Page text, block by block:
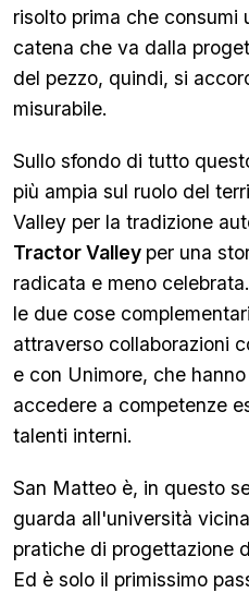
risolto prima che consumi
catena che va dalla
del pezzo, quindi, si
misurabile.
Sullo sfondo di tutto
più ampia sul ruolo del
Valley per la tradizione
Tractor Valley per una
radicata e meno
le due cose
attraverso collaborazioni
e con Unimore, che
accedere a competenze
talenti interni.
San Matteo è, in questo
guarda all'università
pratiche di progettazione
Ed è solo il primissimo